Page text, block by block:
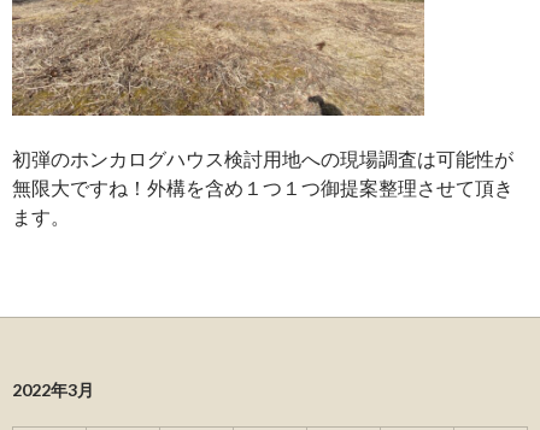
初弾のホンカログハウス検討用地への現場調査は可能性が
無限大ですね！外構を含め１つ１つ御提案整理させて頂き
ます。
2022年3月